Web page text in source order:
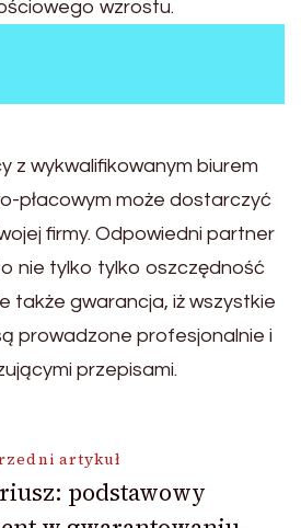
wzrostu.
z wykwalifikowanym biurem
płacowym może dostarczyć
firmy. Odpowiedni partner
nie tylko tylko oszczędność
także gwarancja, iż wszystkie
prowadzone profesjonalnie i
przepisami.
artykuł
podstawowy